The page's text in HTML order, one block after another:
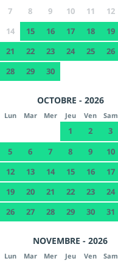
7
8 9 10 11 12
14
15 16 17 18 19
21
22 23 24 25 26
28
29 30
OCTOBRE - 2026
Lun Mar Mer Jeu Ven Sam
1 2 3
5
6 7 8 9 10
12
13 14 15 16 17
19
20 21 22 23 24
26
27 28 29 30 31
NOVEMBRE - 2026
Lun Mar Mer Jeu Ven Sam